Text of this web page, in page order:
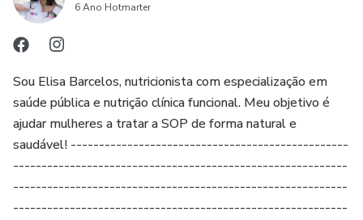
6 Ano Hotmarter
Sou Elisa Barcelos, nutricionista com especialização em
saúde pública e nutrição clínica funcional. Meu objetivo é
ajudar mulheres a tratar a SOP de forma natural e
saudável! -------------------------------------------------
-----------------------------------------------------------
-----------------------------------------------------------
-----------------------------------------------------------